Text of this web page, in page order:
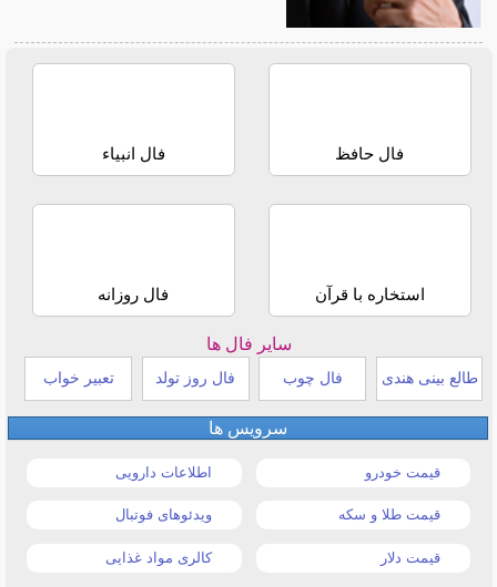
فال حافظ فال انبیاء
استخاره با قرآن فال روزانه
سایر فال ها
طالع بینی هندی فال چوب فال روز تولد تعبیر خواب
سرویس ها
قیمت خودرو اطلاعات دارویی
قیمت طلا و سکه ویدئوهای فوتبال
قیمت دلار کالری مواد غذایی